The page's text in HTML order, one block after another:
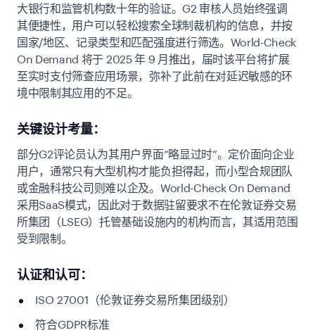
大银行和监管机构数十年的验证。G2 审核人员始终强调
其便捷性，用户可以轻松搜索全球制裁机构的信息，并按
国家/地区、记录​​类型和匹配强度进行筛选。World-Check
On Demand 将于 2025 年 9 月推出，届时该平台将扩展
至实时支付筛查应用场景，弥补了此前在对延迟敏感的环
境中限制其应用的不足。
关键设计考量：
部分G2评论员认为其用户界面“略显过时”。定价面向企业
用户，通常只有大型机构才能负担得起，而小型合规团队
或金融科技公司则难以企及。World-Check On Demand
采用SaaS模式，因此对于数据驻留要求不在伦敦证券交易
所集团（LSEG）托管基础设施内的机构而言，其适用范围
受到限制。
认证和认可：
ISO 27001（伦敦证券交易所集团级别）
符合GDPR标准